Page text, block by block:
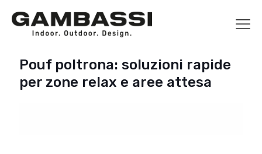
Pouf poltrona: soluzioni rapide
per zone relax e aree attesa